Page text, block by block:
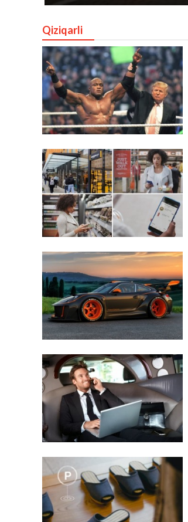
защищены.
Qiziqarli